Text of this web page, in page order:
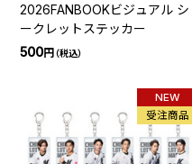
2026FANBOOKビジュアル シ
ークレットステッカー
500円（税込）
NEW
受注商品